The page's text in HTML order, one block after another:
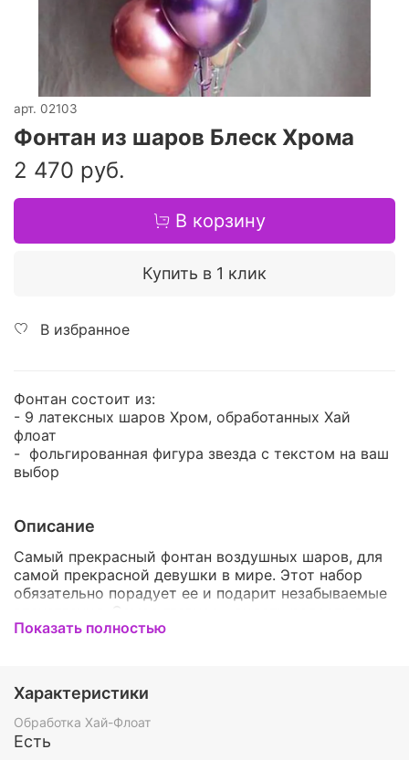
арт. 02103
Фонтан из шаров Блеск Хрома
2 470 руб.
В корзину
Купить в 1 клик
В избранное
Фонтан состоит из:
- 9 латексных шаров Хром, обработанных Хай
флоат
- фольгированная фигура звезда с текстом на ваш
выбор
Описание
Самый прекрасный фонтан воздушных шаров, для
самой прекрасной девушки в мире. Этот набор
обязательно порадует ее и подарит незабываемые
глазах любимой и мы можем гарантировать эти
обрадует любую девушку.Такой набор будет
идеальным сюрпризом, от которого в восторге
останется любая.
Показать полностью
Характеристики
Обработка Хай-Флоат
Есть